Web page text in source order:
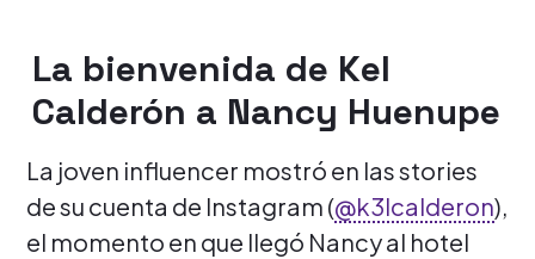
La bienvenida de Kel
Calderón a Nancy Huenupe
La joven influencer mostró en las stories
de su cuenta de Instagram (@k3lcalderon),
el momento en que llegó Nancy al hotel